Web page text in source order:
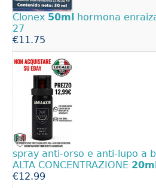
Clonex 50ml
hormona
27
€11.75
spray anti-orso e anti-lupo a
ALTA CONCENTRAZIONE 20ml
€12.99